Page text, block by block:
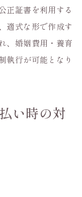
正証書を利用する
適式な形で作成す
、婚姻費用・養育
執行が可能となり
い時の対